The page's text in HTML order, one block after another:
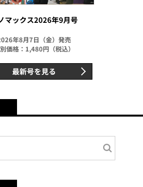
マックス2026年9月号
年8月7日（金）発売
価格：1,480円（税込）
最新号を見る